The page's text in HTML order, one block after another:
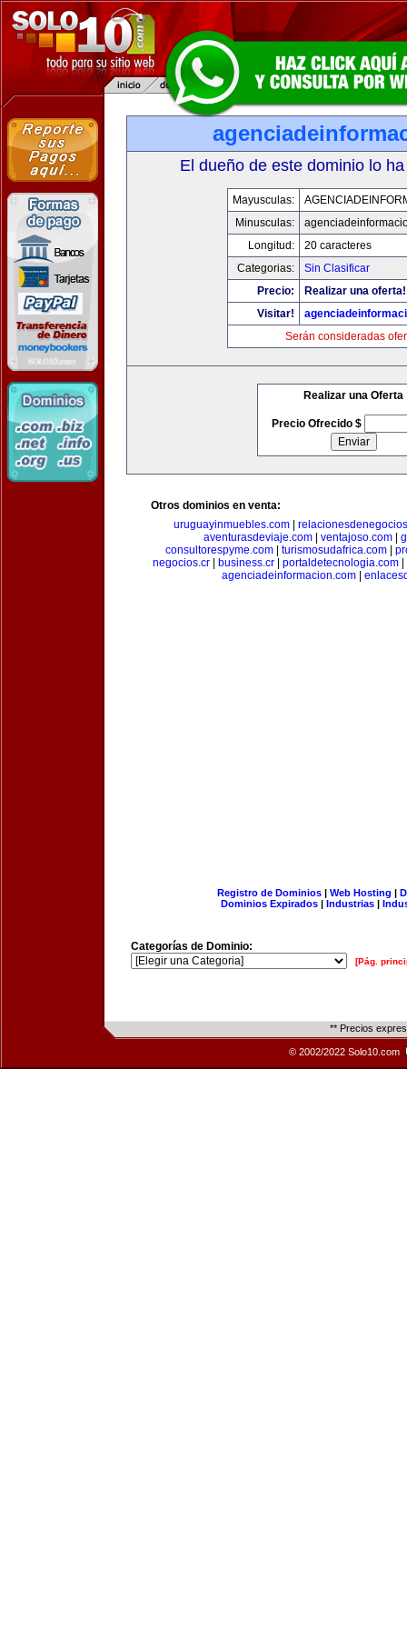
El dueño de este dominio lo
Mayusculas:
Minusculas:
Longitud:
20 caracteres
Categorias:
Sin Clasificar
Precio:
Realizar una oferta!
Visitar!
Serán consideradas
Realizar una Oferta
Precio Ofrecido $
Otros dominios en venta:
uruguayinmuebles.com|
aventurasdeviaje.com| ventajoso.com|
consultorespyme.com| turismosudafrica.com|
negocios.cr
business.cr portaldetecnologia.com
agenciadeinformacion.com
Registro de Dominios| Web Hosting |
Dominios Expirados | Industrias |
Categorías de Dominio:
[Pág.
** Precios
© 2002/2022 Solo10.com